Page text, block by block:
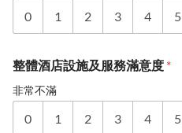
0 1 2 3 4 5
整體酒店設施及服務滿意度 *
非常不滿
0 1 2 3 4 5